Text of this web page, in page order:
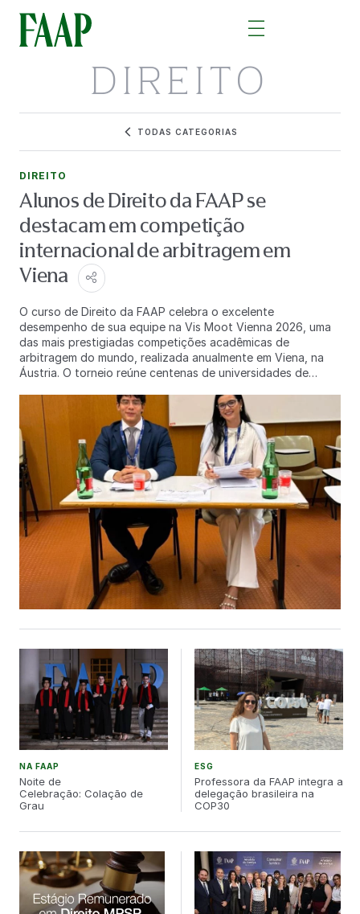
DIREITO
TODAS CATEGORIAS
DIREITO
Alunos de Direito da FAAP se
destacam em competição
internacional de arbitragem em
Viena
O curso de Direito da FAAP celebra o excelente
desempenho de sua equipe na Vis Moot Vienna 2026, uma
das mais prestigiadas competições acadêmicas de
arbitragem do mundo, realizada anualmente em Viena, na
Áustria. O torneio reúne centenas de universidades de
intelectualmente exigente, sendo reconhecido por simular,
com rigor, disputas reais de arbitragem comercial
internacional. Representando a FAAP, a equipe avançou até
a última rodada após uma trajetória marcada por
confrontos de alto nível. Ao longo da competição, os
estudantes enfrentaram equipes da Índia e da Alemanha
(em duas ocasiões) e, no dia 31 de março, disputaram uma
rodada contra a University of Strasbourg, tradicional
instituição francesa participante do torneio. Os alunos-
oradores Micaele e Pedro se destacaram pelo domínio
técnico do caso, consistência na aplicação das normas e
dos documentos trabalhados ao longo do ciclo 2025–2026,
além da segurança e clareza na interlocução com os
árbitros. Durante as sustentações orais, demonstraram
com firmeza, as teses da equipe frente aos argumentos
adversários. A competição segue nesta semana com suas
etapas finais, culminando na cerimônia de encerramento
programada para quinta-feira, dia 2 de abril. A participação
da FAAP no Vis Moot Vienna 2026 reafirma o compromisso
do curso de Direito com uma formação acadêmica de
excelência, aliando teoria e prática em um contexto
internacional, motivo de grande orgulho para toda a
comunidade
NA FAAP
Noite de
Celebração: Colação de
Grau
ESG
Professora da FAAP integra a
delegação brasileira na
COP30